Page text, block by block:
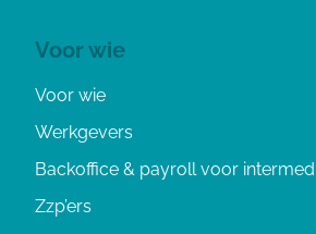
Voor wie
Voor wie
Werkgevers
Backoffice & payroll voor
Zzp’ers